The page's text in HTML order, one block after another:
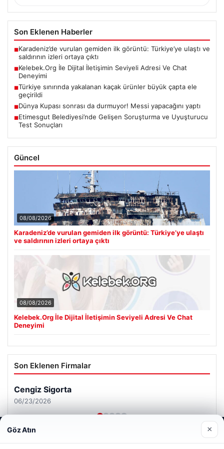
Son Eklenen Haberler
■Karadeniz’de vurulan gemiden ilk görüntü: Türkiye’ye ulaştı ve
saldırının izleri ortaya çıktı
■Kelebek.Org İle Dijital İletişimin Seviyeli Adresi Ve Chat
Deneyimi
■Türkiye sınırında yakalanan kaçak ürünler büyük çapta ele
geçirildi
■Dünya Kupası sonrası da durmuyor! Messi yapacağını yaptı
■Etimesgut Belediyesi’nde Gelişen Soruşturma ve Uyuşturucu
Test Sonuçları
Güncel
08/08/2026
Karadeniz’de vurulan gemiden ilk görüntü: Türkiye’ye ulaştı
ve saldırının izleri ortaya çıktı
08/08/2026
Kelebek.Org İle Dijital İletişimin Seviyeli Adresi Ve Chat
Deneyimi
Son Eklenen Firmalar
Cengiz Sigorta
06/23/2026
Web sitemizi nasıl kullandığınızı daha iyi anlayabilmek,
deneyiminizi kişiselleştirmek ve geliştirmek amacıyla çerezler
Göz Atın ×